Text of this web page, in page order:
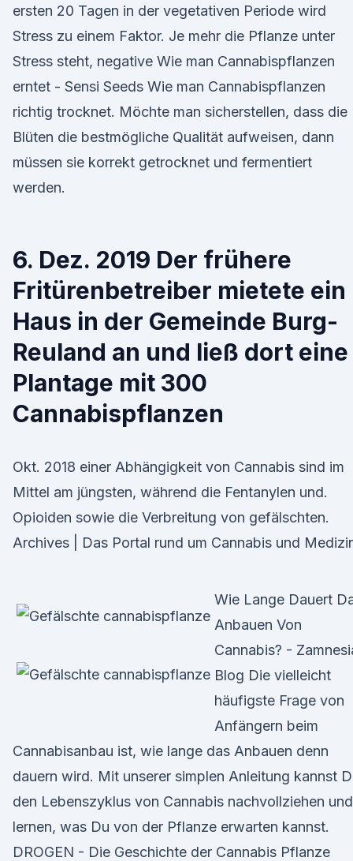
ersten 20 Tagen in der vegetativen Periode wird
Stress zu einem Faktor. Je mehr die Pflanze unter
Stress steht, negative Wie man Cannabispflanzen
erntet - Sensi Seeds Wie man Cannabispflanzen
richtig trocknet. Möchte man sicherstellen, dass die
Blüten die bestmögliche Qualität aufweisen, dann
müssen sie korrekt getrocknet und fermentiert
werden.
6. Dez. 2019 Der frühere
Fritürenbetreiber mietete ein
Haus in der Gemeinde Burg-
Reuland an und ließ dort eine
Plantage mit 300
Cannabispflanzen
Okt. 2018 einer Abhängigkeit von Cannabis sind im
Mittel am jüngsten, während die Fentanylen und.
Opioiden sowie die Verbreitung von gefälschten.
Archives | Das Portal rund um Cannabis und
Wie Lange Dauert
Anbauen Von
Cannabis? -
Blog Die vielleicht
häufigste Frage von
Anfängern beim
Cannabisanbau ist, wie lange das Anbauen denn
dauern wird. Mit unserer simplen Anleitung kannst
den Lebenszyklus von Cannabis nachvollziehen und
lernen, was Du von der Pflanze erwarten kannst.
DROGEN - Die Geschichte der Cannabis Pflanze